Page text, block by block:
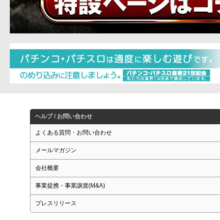
ヘルプ / お問い合わせ
よくある質問・お問い合わせ
メールマガジン
会社概要
事業提携・事業譲渡(M&A)
プレスリリース